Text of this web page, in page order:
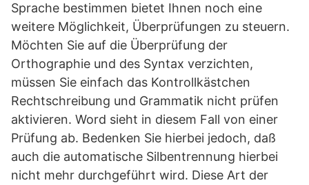
Sprache bestimmen bietet Ihnen noch eine
weitere Möglichkeit, Überprüfungen zu steuern.
Möchten Sie auf die Überprüfung der
Orthographie und des Syntax verzichten,
müssen Sie einfach das Kontrollkästchen
Rechtschreibung und Grammatik nicht prüfen
aktivieren. Word sieht in diesem Fall von einer
Prüfung ab. Bedenken Sie hierbei jedoch, daß
auch die automatische Silbentrennung hierbei
nicht mehr durchgeführt wird. Diese Art der